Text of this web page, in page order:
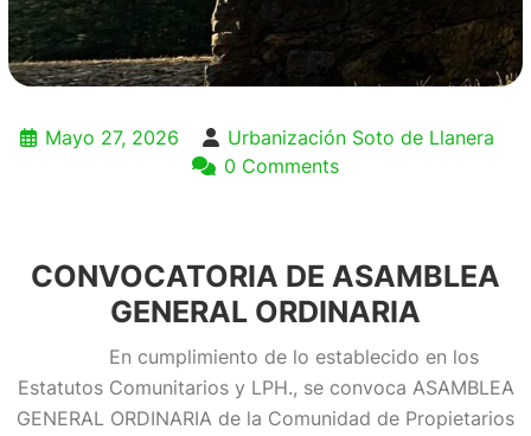
Mayo 27, 2026
Urbanización Soto de Llanera
0 Comments
CONVOCATORIA DE ASAMBLEA
GENERAL ORDINARIA
En cumplimiento de lo establecido en los
Estatutos Comunitarios y LPH., se convoca ASAMBLEA
GENERAL ORDINARIA de la Comunidad de Propietarios